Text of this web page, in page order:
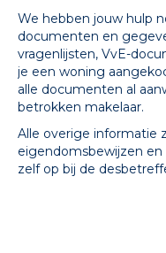
We hebben jouw hulp
documenten en
vragenlijsten, VvE-
je een woning
alle documenten al
betrokken makelaar.
Alle overige informatie
eigendomsbewijzen
zelf op bij de